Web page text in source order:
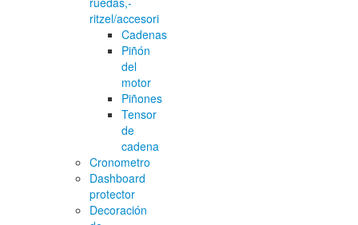
ritzel/accesori
Cadenas
Piñón
del
motor
Piñones
Tensor
de
cadena
Cronometro
Dashboard
protector
Decoración